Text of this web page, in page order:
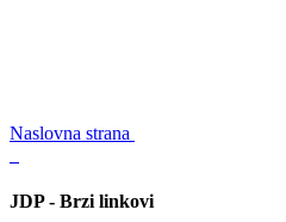
Naslovna strana
JDP - Brzi linkovi